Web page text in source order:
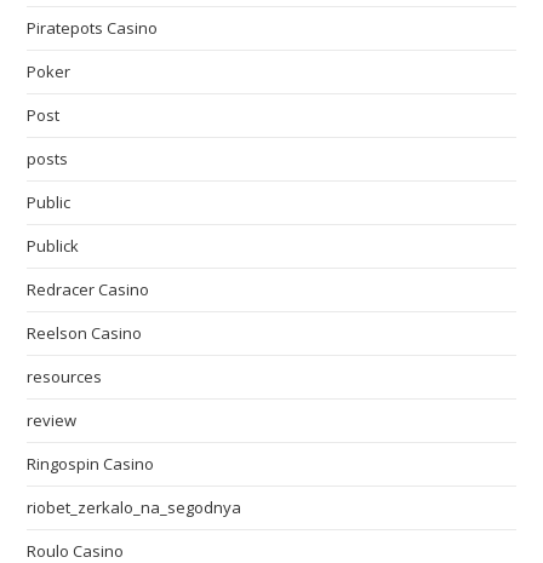
Piratepots Casino
Poker
Post
posts
Public
Publick
Redracer Casino
Reelson Casino
resources
review
Ringospin Casino
riobet_zerkalo_na_segodnya
Roulo Casino